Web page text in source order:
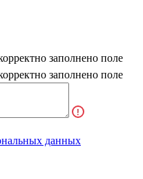
заполнено поле
заполнено поле
данных